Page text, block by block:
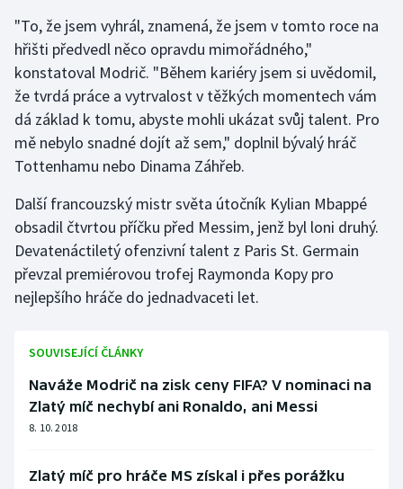
Sportovní střelba
Stolní tenis
Triatlon
Vodní slalom
Volejbal
"To, že jsem vyhrál, znamená, že jsem v tomto roce na
hřišti předvedl něco opravdu mimořádného,"
konstatoval Modrič. "Během kariéry jsem si uvědomil,
že tvrdá práce a vytrvalost v těžkých momentech vám
dá základ k tomu, abyste mohli ukázat svůj talent. Pro
mě nebylo snadné dojít až sem," doplnil bývalý hráč
Tottenhamu nebo Dinama Záhřeb.
Další francouzský mistr světa útočník Kylian Mbappé
obsadil čtvrtou příčku před Messim, jenž byl loni druhý.
Devatenáctiletý ofenzivní talent z Paris St. Germain
převzal premiérovou trofej Raymonda Kopy pro
nejlepšího hráče do jednadvaceti let.
SOUVISEJÍCÍ ČLÁNKY
Naváže Modrič na zisk ceny FIFA? V nominaci na
Zlatý míč nechybí ani Ronaldo, ani Messi
8. 10. 2018
Zlatý míč pro hráče MS získal i přes porážku